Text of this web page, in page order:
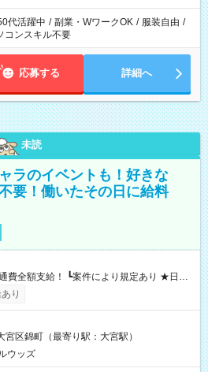
代活躍中 / 副業・WワークOK / 服装自由 /
コンスキル不要
応募する 詳細へ
未読
ラのイベントも！好きな
要！働いたその日に給料
┗働いたその日に現金GET♪ お仕事後はコ
引き落とせます！ 【試用期間】試
り
区錦町（最寄り駅：大宮駅）
ウッズ